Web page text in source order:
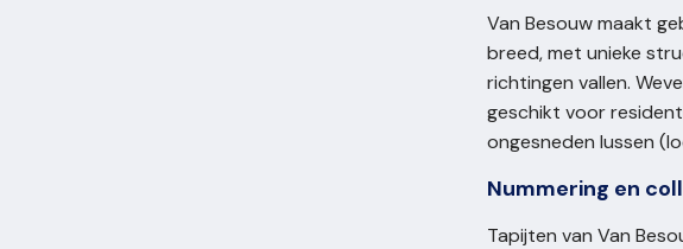
Van Besouw maakt
breed, met unieke
richtingen vallen.
geschikt voor
ongesneden lussen
Nummering en
Tapijten van Van